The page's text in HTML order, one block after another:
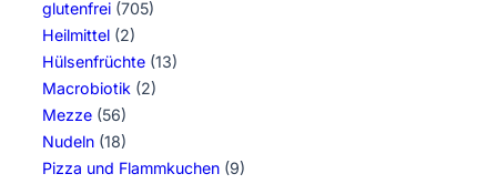
glutenfrei (705)
Heilmittel (2)
Hülsenfrüchte (13)
Macrobiotik (2)
Mezze (56)
Nudeln (18)
Pizza und Flammkuchen (9)